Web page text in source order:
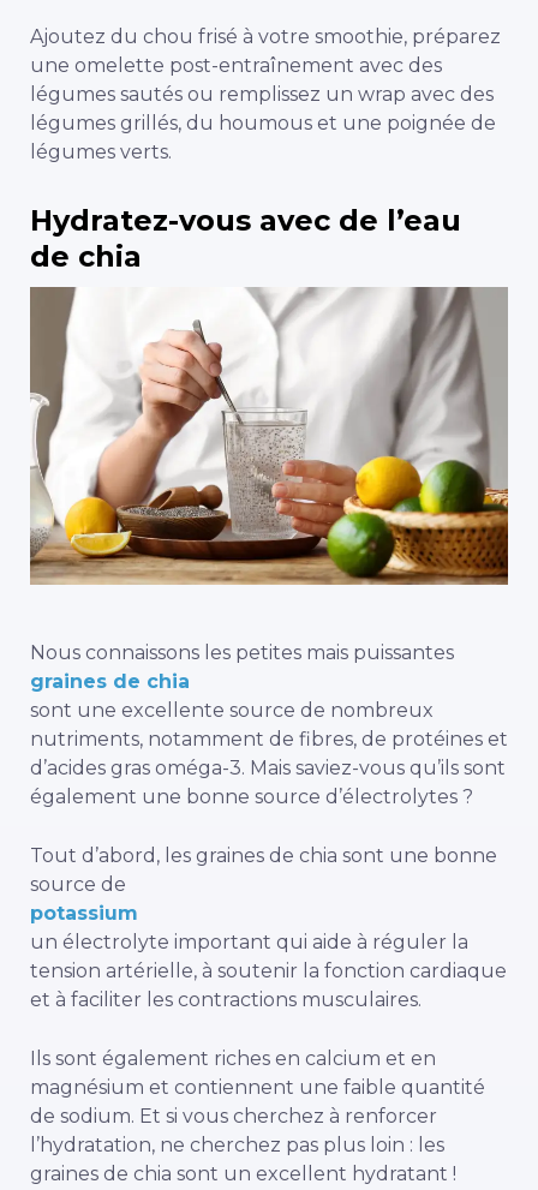
Ajoutez du chou frisé à votre smoothie, préparez
une omelette post-entraînement avec des
légumes sautés ou remplissez un wrap avec des
légumes grillés, du houmous et une poignée de
légumes verts.
Hydratez-vous avec de l’eau
de chia
Nous connaissons les petites mais puissantes
graines de chia
sont une excellente source de nombreux
nutriments, notamment de fibres, de protéines et
d’acides gras oméga-3. Mais saviez-vous qu’ils sont
également une bonne source d’électrolytes ?
Tout d’abord, les graines de chia sont une bonne
source de
potassium
un électrolyte important qui aide à réguler la
tension artérielle, à soutenir la fonction cardiaque
et à faciliter les contractions musculaires.
Ils sont également riches en calcium et en
magnésium et contiennent une faible quantité
de sodium. Et si vous cherchez à renforcer
l’hydratation, ne cherchez pas plus loin : les
graines de chia sont un excellent hydratant !